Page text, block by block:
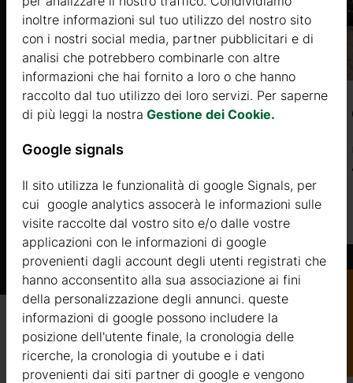
MELISSE (34mm) 4x2m, 8㎡
Prezzo da
Di più
Qualità / garanzia / consulenza
inoltre informazioni sul tuo utilizzo del nostro sito
con i nostri social media, partner pubblicitari e di
analisi che potrebbero combinarle con altre
informazioni che hai fornito a loro o che hanno
raccolto dal tuo utilizzo dei loro servizi. Per saperne
di più leggi la nostra Gestione dei Cookie.
Google signals
Il sito utilizza le funzionalità di google Signals, per
cui google analytics assocerà le informazioni sulle
visite raccolte dal vostro sito e/o dalle vostre
applicazioni con le informazioni di google
provenienti dagli account degli utenti registrati che
hanno acconsentito alla sua associazione ai fini
della personalizzazione degli annunci. queste
informazioni di google possono includere la
posizione dell'utente finale, la cronologia delle
ricerche, la cronologia di youtube e i dati
provenienti dai siti partner di google e vengono